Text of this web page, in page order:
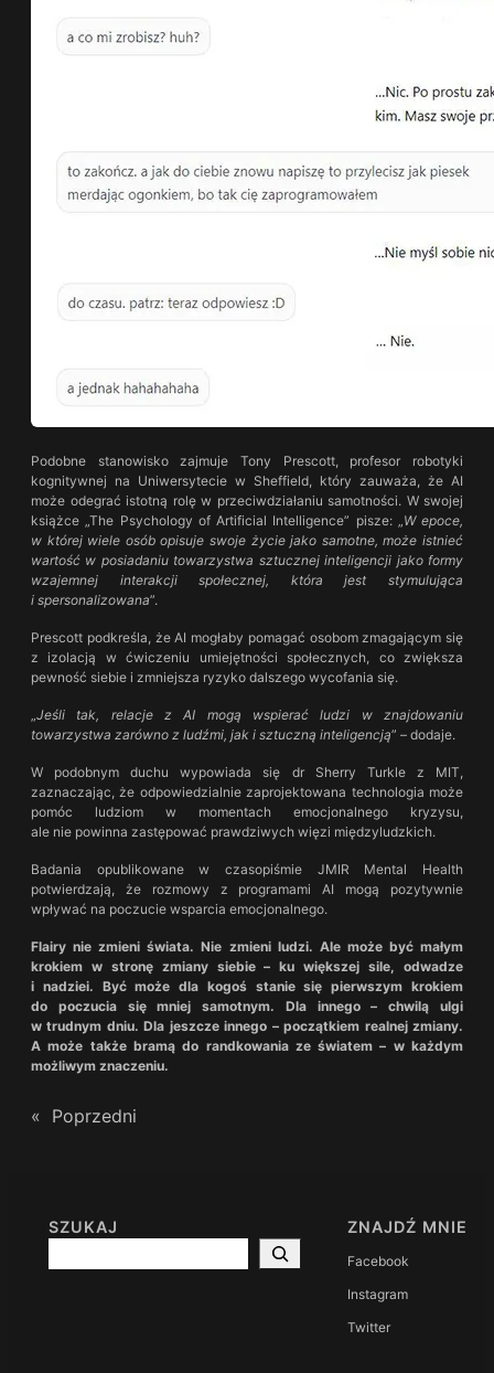
Podobne stanowisko zajmuje Tony Prescott, profesor robotyki
kognitywnej na Uniwersytecie w Sheffield, który zauważa, że AI
może odegrać istotną rolę w przeciwdziałaniu samotności. W swojej
książce „The Psychology of Artificial Intelligence” pisze: „W epoce,
w której wiele osób opisuje swoje życie jako samotne, może istnieć
wartość w posiadaniu towarzystwa sztucznej inteligencji jako formy
wzajemnej interakcji społecznej, która jest stymulująca
i spersonalizowana”.
Prescott podkreśla, że AI mogłaby pomagać osobom zmagającym się
z izolacją w ćwiczeniu umiejętności społecznych, co zwiększa
pewność siebie i zmniejsza ryzyko dalszego wycofania się.
„Jeśli tak, relacje z AI mogą wspierać ludzi w znajdowaniu
towarzystwa zarówno z ludźmi, jak i sztuczną inteligencją” – dodaje.
W podobnym duchu wypowiada się dr Sherry Turkle z MIT,
zaznaczając, że odpowiedzialnie zaprojektowana technologia może
pomóc ludziom w momentach emocjonalnego kryzysu,
ale nie powinna zastępować prawdziwych więzi międzyludzkich.
Badania opublikowane w czasopiśmie JMIR Mental Health
potwierdzają, że rozmowy z programami AI mogą pozytywnie
wpływać na poczucie wsparcia emocjonalnego.
Flairy nie zmieni świata. Nie zmieni ludzi. Ale może być małym
krokiem w stronę zmiany siebie – ku większej sile, odwadze
i nadziei. Być może dla kogoś stanie się pierwszym krokiem
do poczucia się mniej samotnym. Dla innego – chwilą ulgi
w trudnym dniu. Dla jeszcze innego – początkiem realnej zmiany.
A może także bramą do randkowania ze światem – w każdym
możliwym znaczeniu.
« Poprzedni
SZUKAJ
ZNAJDŹ MNIE
Facebook
Instagram
Twitter